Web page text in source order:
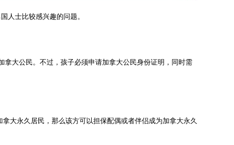
人士比较感兴趣的问题。
大公民。不过，孩子必须申请加拿大公民身份证明，同时需
永久居民，那么该方可以担保配偶或者伴侣成为加拿大永久